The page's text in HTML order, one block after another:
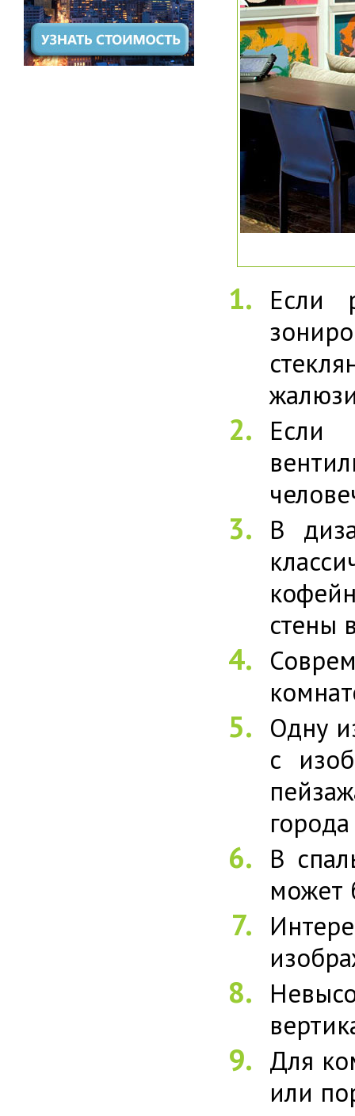
Если
Если
В
стены
Одну
с
В
может
Для
или